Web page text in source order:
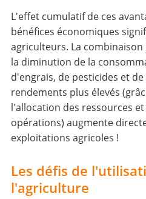
L'effet cumulatif de ces
bénéfices économiques
agriculteurs. La
la diminution de la
d'engrais, de pesticides et
rendements plus élevés
l'allocation des ressources
opérations) augmente
exploitations agricoles !
Les défis de
l'agriculture